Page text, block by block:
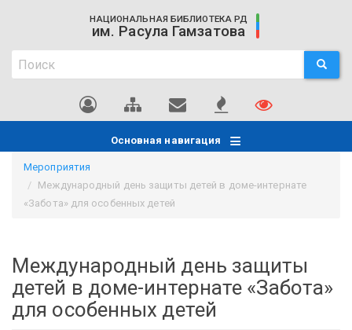
содержанию
НАЦИОНАЛЬНАЯ БИБЛИОТЕКА РД
им. Расула Гамзатова
Поиск
Поиск ПОИСК
Основная навигация
Мероприятия
Международный день защиты детей в доме-интернате
«Забота» для особенных детей
Международный день защиты
детей в доме-интернате «Забота»
для особенных детей